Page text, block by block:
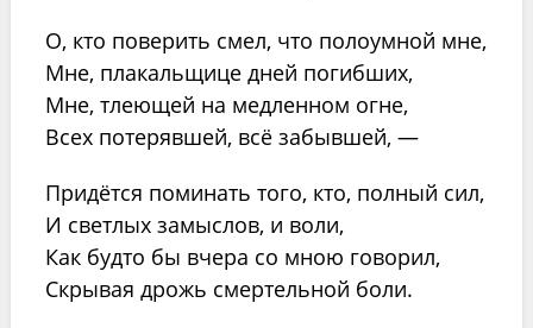
О, кто поверить смел, что полоумной мне,
Мне, плакальщице дней погибших,
Мне, тлеющей на медленном огне,
Всех потерявшей, всё забывшей, —
Придётся поминать того, кто, полный сил,
И светлых замыслов, и воли,
Как будто бы вчера со мною говорил,
Скрывая дрожь смертельной боли.